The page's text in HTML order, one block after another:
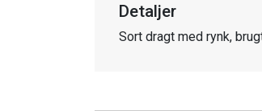
Detaljer
Sort dragt med rynk,